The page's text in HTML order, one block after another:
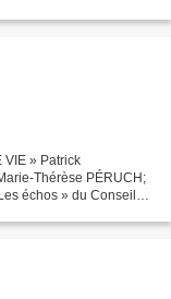
VIE » Patrick
Thérèse PÉRUCH;
échos » du Conseil